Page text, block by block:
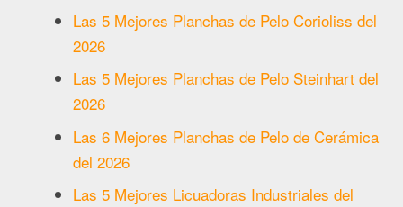
Las 5 Mejores Planchas de Pelo Corioliss del
2026
Las 5 Mejores Planchas de Pelo Steinhart del
2026
Las 6 Mejores Planchas de Pelo de Cerámica
del 2026
Las 5 Mejores Licuadoras Industriales del